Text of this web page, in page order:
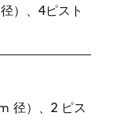
）、4ピスト
径）、2 ピス